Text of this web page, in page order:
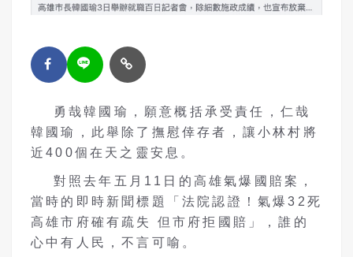
勇哉韓國瑜，願意概括承受責任，仁哉
韓國瑜，此舉除了撫慰倖存者，讓小林村將
近400個在天之靈安息。
對照去年五月11日的高雄氣爆國賠案，
當時的即時新聞標題「法院認證！氣爆32死
高雄市府確有疏失 但市府拒國賠」，誰的
心中有人民，不言可喻。